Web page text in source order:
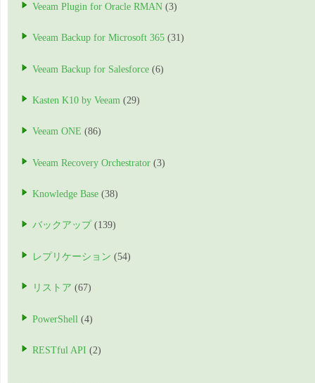
Veeam Plugin for Oracle RMAN (3)
Veeam Backup for Microsoft 365 (31)
Veeam Backup for Salesforce (6)
Kasten K10 by Veeam (29)
Veeam ONE (86)
Veeam Recovery Orchestrator (3)
Knowledge Base (38)
バックアップ (139)
レプリケーション (54)
リストア (67)
PowerShell (4)
RESTful API (2)